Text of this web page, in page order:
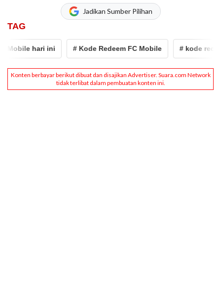
Jadikan Sumber Pilihan
TAG
hari ini # Kode Redeem FC Mobile # kode redeem